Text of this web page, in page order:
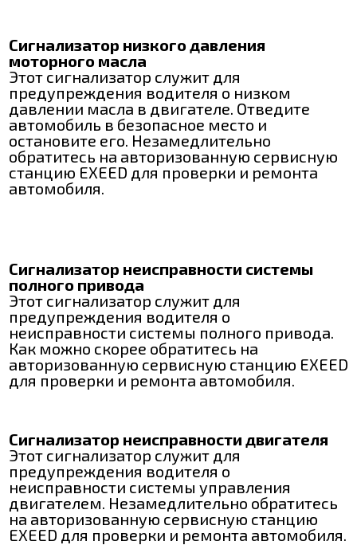
Сигнализатор низкого давления
моторного масла
Этот сигнализатор служит для
предупреждения водителя о низком
давлении масла в двигателе. Отведите
автомобиль в безопасное место и
остановите его. Незамедлительно
обратитесь на авторизованную сервисную
станцию EXEED для проверки и ремонта
автомобиля.
Сигнализатор неисправности системы
полного привода
Этот сигнализатор служит для
предупреждения водителя о
неисправности системы полного привода.
Как можно скорее обратитесь на
авторизованную сервисную станцию EXEED
для проверки и ремонта автомобиля.
Сигнализатор неисправности двигателя
Этот сигнализатор служит для
предупреждения водителя о
неисправности системы управления
двигателем. Незамедлительно обратитесь
на авторизованную сервисную станцию
EXEED для проверки и ремонта автомобиля.